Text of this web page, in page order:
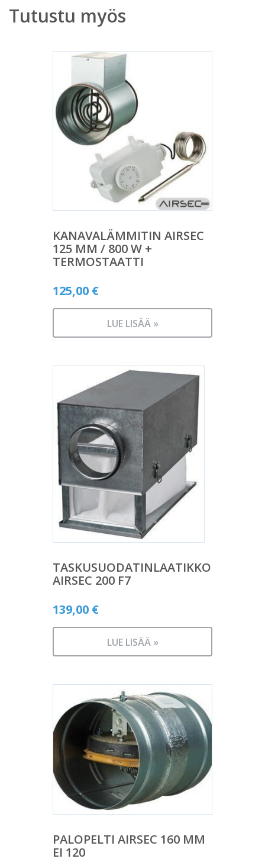
Tutustu myös
KANAVALÄMMITIN AIRSEC
125 MM / 800 W +
TERMOSTAATTI
125,00 €
LUE LISÄÄ »
TASKUSUODATINLAATIKKO
AIRSEC 200 F7
139,00 €
LUE LISÄÄ »
PALOPELTI AIRSEC 160 MM
EI 120